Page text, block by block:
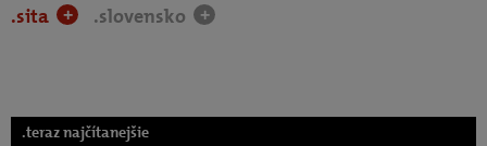
.sita + .slovensko +
.teraz najčítanejšie